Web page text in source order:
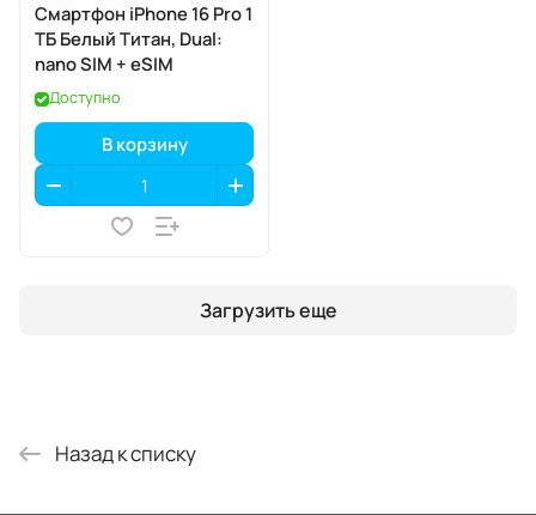
Смартфон iPhone 16 Pro 1
ТБ Белый Титан, Dual:
nano SIM + eSIM
Доступно
В корзину
Загрузить еще
Назад к списку